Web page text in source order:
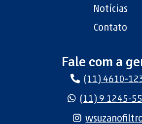
Notícias
Contato
Fale com a
(11) 4610-
(11) 9 1245-